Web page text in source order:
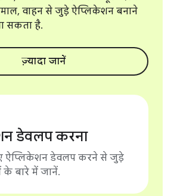
वाहन से जुड़े ऐप्लिकेशन बनाने
सकता है.
ज़्यादा जानें
डेवलप करना
ऐप्लिकेशन डेवलप करने से जुड़े
के बारे में जानें.